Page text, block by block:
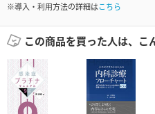
※導入・利用方法の詳細はこちら
この商品を買った人は、こ